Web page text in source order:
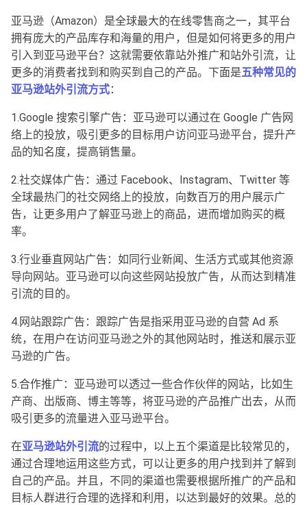
亚马逊（Amazon）是全球最大的在线零售商之一，其平台
拥有庞大的产品库存和海量的用户，但是如何将更多的用户
引入到亚马逊平台？这就需要依靠站外推广和站外引流，让
更多的消费者找到和购买到自己的产品。下面是五种常见的
亚马逊站外引流方式：
1.Google 搜索引擎广告：亚马逊可以通过在 Google 广告网
络上的投放，吸引更多的目标用户访问亚马逊平台，提升产
品的知名度，提高销售量。
2.社交媒体广告：通过 Facebook、Instagram、Twitter 等
全球最热门的社交网络上的投放，向数百万的用户展示广
告，让更多用户了解亚马逊上的商品，进而增加购买的概
率。
3.行业垂直网站广告：如同行业新闻、生活方式或其他资源
导向网站。亚马逊可以向这些网站投放广告，从而达到精准
引流的目的。
4.网站跟踪广告：跟踪广告是指采用亚马逊的自营 Ad 系
统，在用户在访问亚马逊之外的其他网站时，推送和展示亚
马逊的广告。
5.合作推广：亚马逊可以透过一些合作伙伴的网站，比如生
产商、出版商、博主等等，将亚马逊的产品推广出去，从而
吸引更多的流量进入亚马逊平台。
在亚马逊站外引流的过程中，以上五个渠道是比较常见的，
通过合理地运用这些方式，可以让更多的用户找到并了解到
自己的产品。并且，不同的渠道也需要根据所推广的产品和
目标人群进行合理的选择和利用，以达到最好的效果。总的